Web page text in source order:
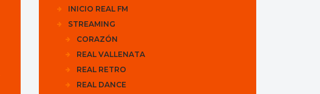
INICIO REAL FM
STREAMING
CORAZÓN
REAL VALLENATA
REAL RETRO
REAL DANCE